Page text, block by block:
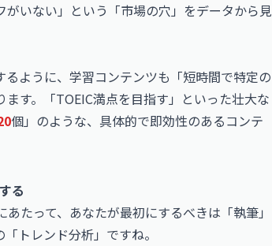
いない」という「市場の穴」をデータから見
ように、学習コンテンツも「短時間で特定の
す。「TOEIC満点を目指す」といった壮大な
個」のような、具体的で即効性のあるコンテ
る
たって、あなたが最初にするべきは「執筆」
トレンド分析」ですね。